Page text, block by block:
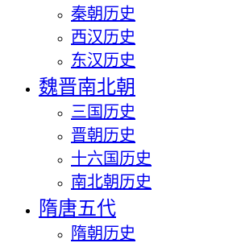
秦朝历史
西汉历史
东汉历史
魏晋南北朝
三国历史
晋朝历史
十六国历史
南北朝历史
隋唐五代
隋朝历史